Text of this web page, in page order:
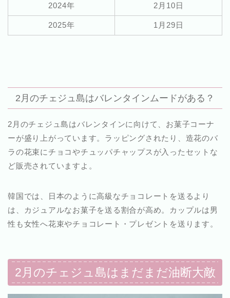
2024年 2月10日
2025年 1月29日
2月のチェジュ島はバレンタインムードがある？
2月のチェジュ島はバレンタインに向けて、お菓子コーナ
ーが盛り上がっています。ラッピングされたり、造花のバ
ラの花束にチョコやチュッパチャップスが入ったセットな
ど販売されていますよ。
韓国では、日本のように高級なチョコレートを送るより
は、カジュアルなお菓子を送る割合が高め。カップルは男
性も女性へ花束やチョコレート・プレゼントを送ります。
2月のチェジュ島はまだまだ油断大敵